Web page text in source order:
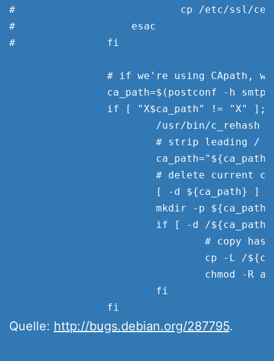
#                           cp /etc/ssl/
#                   esac
#               fi
# if we're using CApath,
ca_path=$(postconf -h
if [ "X$ca_path" != "X" ];
/usr/bin/c_rehash
                        # strip leading /
# delete current
[ -d ${ca_path} ]
                        mkdir -p ${ca_path}
if [ -d /
# copy
cp -L /
chmod -R
                        fi
Quelle: http://bugs.debian.org/287795.